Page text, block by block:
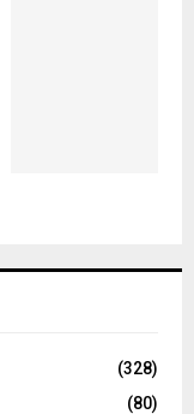
(328)
(80)